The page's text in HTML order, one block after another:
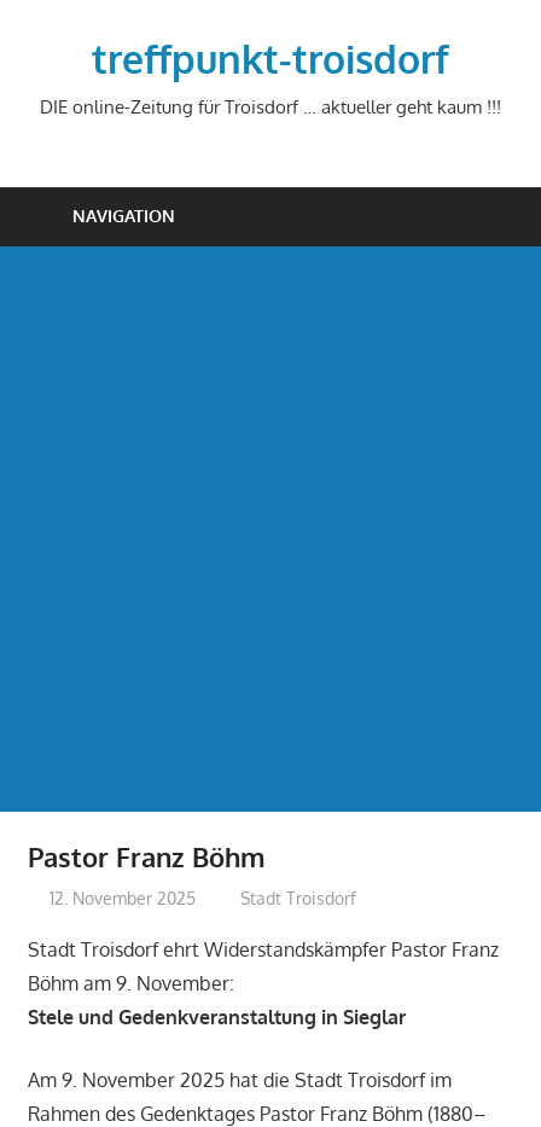
treffpunkt-troisdorf
DIE online-Zeitung für Troisdorf … aktueller geht kaum !!!
NAVIGATION
Pastor Franz Böhm
12. November 2025 treffpunkt
Stadt Troisdorf
Stadt Troisdorf ehrt Widerstandskämpfer Pastor Franz
Böhm am 9. November:
Stele und Gedenkveranstaltung in Sieglar
Am 9. November 2025 hat die Stadt Troisdorf im
Rahmen des Gedenktages Pastor Franz Böhm (1880–